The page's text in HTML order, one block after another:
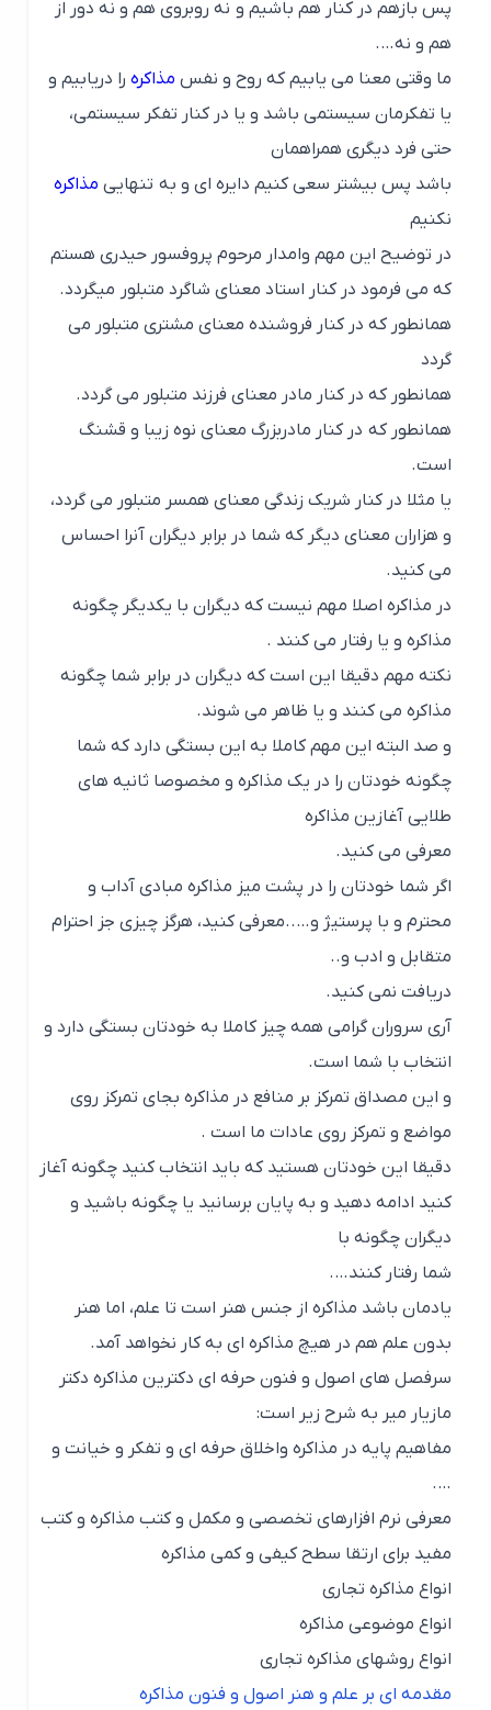
پس بازهم در کنار هم باشیم و نه روبروی هم و نه دور از
هم و نه….
ما وقتی معنا می یابیم که روح و نفسمذاکرهرا دریابیم و
یا تفکرمان سیستمی باشد و یا در کنار تفکر سیستمی،
حتی فرد دیگری همراهمان
باشد پس بیشتر سعی کنیم دایره ای و به تنهاییمذاکره
نکنیم
در توضیح این مهم وامدار مرحوم پروفسور حیدری هستم
که می فرمود در کنار استاد معنای شاگرد متبلور میگردد.
همانطور که در کنار فروشنده معنای مشتری متبلور می
همانطور که در کنار مادر معنای فرزند متبلور می گردد.
همانطور که در کنار مادربزرگ معنای نوه زیبا و قشنگ
است.
یا مثلا در کنار شریک زندگی معنای همسر متبلور می گردد،
و هزاران معنای دیگر که شما در برابر دیگران آنرا احساس
می کنید.
در مذاکره اصلا مهم نیست که دیگران با یکدیگر چگونه
مذاکره و یا رفتار می کنند .
نکته مهم دقیقا این است که دیگران در برابر شما چگونه
مذاکره می کنند و یا ظاهر می شوند.
و صد البته این مهم کاملا به این بستگی دارد که شما
چگونه خودتان را در یک مذاکره و مخصوصا ثانیه های
طلایی آغازین مذاکره
معرفی می کنید.
اگر شما خودتان را در پشت میز مذاکره مبادی آداب و
محترم و با پرستیژ و…..معرفی کنید، هرگز چیزی جز احترام
متقابل و ادب و..‌‌
دریافت نمی کنید.
آری سروران گرامی همه چیز کاملا به خودتان بستگی دارد و
انتخاب با شما است.
و این مصداق تمرکز بر منافع در مذاکره بجای تمرکز روی
مواضع و تمرکز روی عادات ما است .
دقیقا این خودتان هستید که باید انتخاب کنید چگونه آغاز
کنید ادامه دهید و به پایان برسانید یا چگونه باشید و
دیگران چگونه با
شما رفتار کنند….
یادمان باشد مذاکره از جنس هنر است تا علم، اما هنر
بدون علم هم در هیچ مذاکره ای به کار نخواهد آمد.
سرفصل های اصول و فنون حرفه ای دکترین مذاکره دکتر
مازیار میر به شرح زیر است:
مفاهیم پایه در مذاکره واخلاق حرفه ای و تفکر و خیانت و
معرفی نرم افزارهای تخصصی و مکمل و کتب مذاکره و کتب
مفید برای ارتقا سطح کیفی و کمی مذاکره
انواع مذاکره تجاری
انواع موضوعی مذاکره
انواع روشهای مذاکره تجاری
مقدمه ای بر علم و هنر اصول و فنون مذاکره